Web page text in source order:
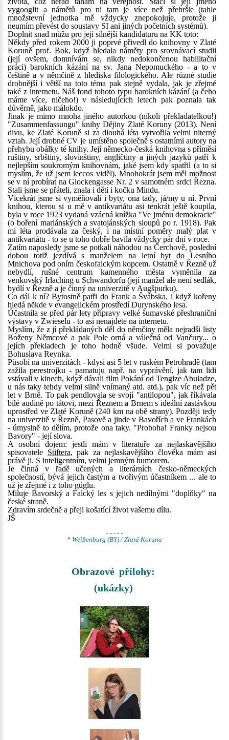
vygooglit a námětů pro ni tam je více než přehršle (tahle
množstevní jednotka mě vždycky znepokojuje, protože ji
neumím převést do soustavy SI ani jiných početních systémů).
Doplnit snad můžu pro její silnější kandidaturu na KK toto:
Někdy před rokem 2000 ji poprvé přivedl do knihovny v Zlaté
Koruně prof. Bok, když hledala náměty pro srovnávací studii
(její ovšem, domnívám se, nikdy nedokončenou habilitační
práci) barokních kázání na sv. Jana Nepomuckého - a to v
češtině a v němčině z hlediska filologického. Ale různé studie
drobnější i větší na toto téma pak stejně vydala, jak je zřejmé
také z internetu. Náš fond tohoto typu barokních kázání (a čeho
máme více, ničeho!) v následujících letech pak poznala tak
důvěrně, jako málokdo.
Jinak je mimo mnoha jiného autorkou (nikoli překladatelkou!)
"Zusammenfassungu" knihy Dějiny Zlaté Koruny (2013). Není
divu, ke Zlaté Koruně si za dlouhá léta vytvořila velmi niterný
vztah. Její drobné CV je umístěno společně s ostatními autory na
přehybu obálky té knihy. Její německo-česká knihovna s příměsí
ruštiny, srbštiny, slovinštiny, angličtiny a jiných jazyků patří k
nejlepším soukromým knihovnám, jaké jsem kdy spatřil (a to si
myslím, že už jsem leccos viděl). Mnohokrát jsem měl možnost
se v ní probírat na Glockengasse Nr. 2 v samotném srdci Řezna.
Stali jsme se přáteli, znala i děti i kočku Mindu.
Vícekrát jsme si vyměňovali i byty, ona tady, já/my u ní. První
knihou, kterou si u mě v antikvariátu asi tenkrát ještě koupila,
byla v roce 1923 vydaná vzácná knížka "Ve jménu demokracie"
(o boření mariánských a svatojánských sloupů po r. 1918). Pak
mi léta prodávala za český, i na místní poměry malý plat v
antikvariátu - to se u toho dobře bavila vždycky pár dní v roce.
Zatím naposledy jsme se potkali náhodou na Čerchově, poslední
dobou totiž jezdívá s manželem na letní byt do Lesního
Mnichova pod oním českofalckým kopcem. Ostatně v Řezně už
nebydlí, rušné centrum kamenného města vyměnila za
venkovský Irlaching u Schwandorfu (její manžel ale není sedlák,
bydlí v Řezně a je činný na univerzitě v Augšpurku).
Co dál k ní? Bytostně patři do Frank a Švábska, i když kořeny
hledá někde v evangelickém prostředí Durynského lesa.
Účastnila se před pár lety přípravy velké šumavské přeshraniční
výstavy v Zwieselu - to asi nenajdete na internetu.
Myslím, že z jí překládaných děl do němčiny měla nejradši listy
Boženy Němcové a pak Pole orná a válečná od Vančury... o
jejích překladech je toho hodně všude. Velmi si považuje
Bohuslava Reynka.
Působí na univerzitách - kdysi asi 5 let v ruském Petrohradě (tam
zažila perestrojku - pamatuju např. na vyprávění, jak tam lidi
vstávali v kinech, když dávali film Pokání od Tengize Abuladze,
u nás taky tehdy velmi silně vnímaný atd. atd.), pak víc než pět
let v Brně. To pak pendlovala se svojí "antilopou", jak říkávala
bílé audině po tátovi, mezi Řeznem a Brnem s ideální zastávkou
uprostřed ve Zlaté Koruně (240 km na obě strany). Později tedy
na univerzitě v Řezně, Pasově a jinde v Bavořích a ve Frankách
- úmyslně to dělím, protože ona taky. "Proboha! Franky nejsou
Bavory" - její slova.
A osobní dojem: jestli mám v literatuře za nejlaskavějšího
spisovatele Stiftera, pak za nejlaskavějšího člověka mám asi
právě ji. S inteligentním, velmi jemným humorem.
Je činná v řadě učených a literárních česko-německých
společností, bývá jejich častým a tvořivým účastníkem ... ale to
už je zřejmé i z toho gůglu.
Miluje Bavorský a Falcký les s jejich nedílnými "doplňky" na
české straně.
Zdravím srdečně a přeji košatící život vašemu dílu.
JŠ
- - - - -
* Weißenburg (BY) / Zlatá Koruna
Obrazové přílohy:
(ukázky)